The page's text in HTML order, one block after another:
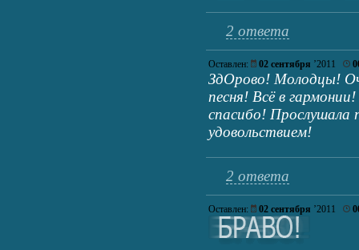
2 ответа
Оставлен: 02 сентября ’2011
ЗдОрово! Молодцы!
песня! Всё в
спасибо! Прослушала
удовольствием!
2 ответа
Оставлен: 02 сентября ’2011